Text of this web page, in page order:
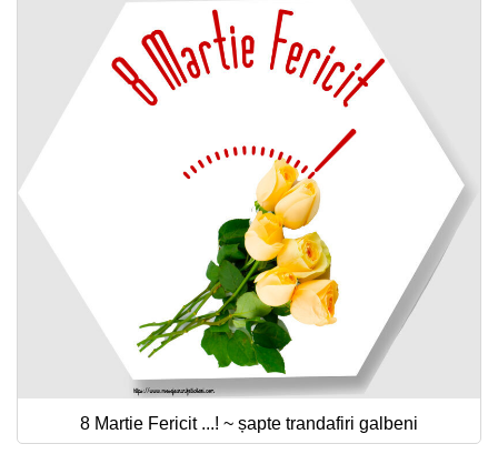
8 Martie Fericit ...! ~ șapte trandafiri galbeni